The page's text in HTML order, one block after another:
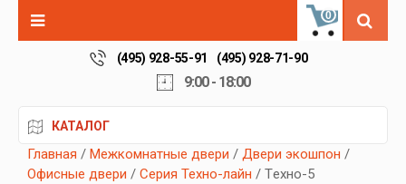
0
(495) 928-55-91 (495) 928-71-90
9:00 - 18:00
КАТАЛОГ
Главная / Межкомнатные двери / Двери экошпон /
Офисные двери / Серия Техно-лайн / Tехно-5